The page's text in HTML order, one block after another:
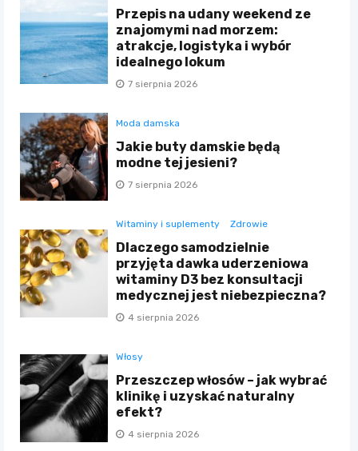
Przepis na udany weekend ze
znajomymi nad morzem:
atrakcje, logistyka i wybór
idealnego lokum
7 sierpnia 2026
Moda damska
Jakie buty damskie będą
modne tej jesieni?
7 sierpnia 2026
Witaminy i suplementy Zdrowie
Dlaczego samodzielnie
przyjęta dawka uderzeniowa
witaminy D3 bez konsultacji
medycznej jest niebezpieczna?
4 sierpnia 2026
Włosy
Przeszczep włosów – jak wybrać
klinikę i uzyskać naturalny
efekt?
4 sierpnia 2026